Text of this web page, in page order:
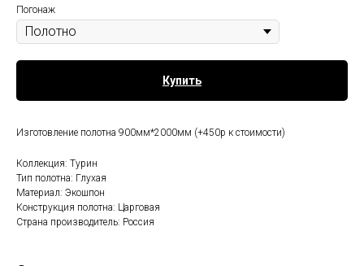
Погонаж
Купить
Изготовление полотна 900мм*2000мм (+450р к стоимости)
Коллекция: Турин
Тип полотна: Глухая
Материал: Экошпон
Конструкция полотна: Царговая
Страна производитель: Россия